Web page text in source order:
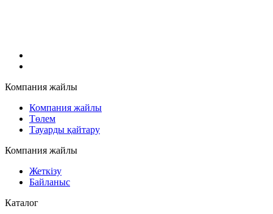
Компания жайлы
Компания жайлы
Төлем
Тауарды қайтару
Компания жайлы
Жеткізу
Байланыс
Каталог